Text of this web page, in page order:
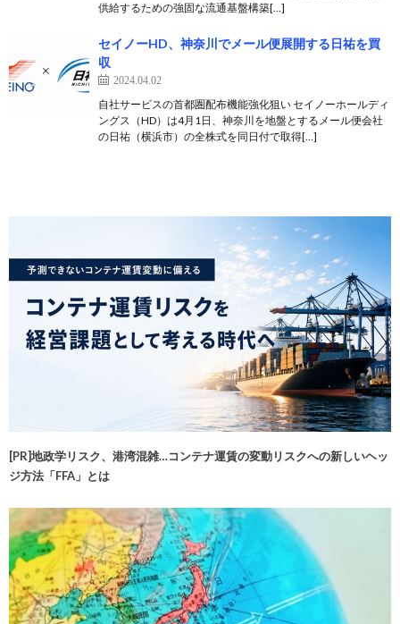
供給するための強固な流通基盤構築[…]
セイノーHD、神奈川でメール便展開する日祐を買
収
2024.04.02
自社サービスの首都圏配布機能強化狙い セイノーホールディ
ングス（HD）は4月1日、神奈川を地盤とするメール便会社
の日祐（横浜市）の全株式を同日付で取得[…]
[PR]地政学リスク、港湾混雑…コンテナ運賃の変動リスクへの新しいヘッ
ジ方法「FFA」とは